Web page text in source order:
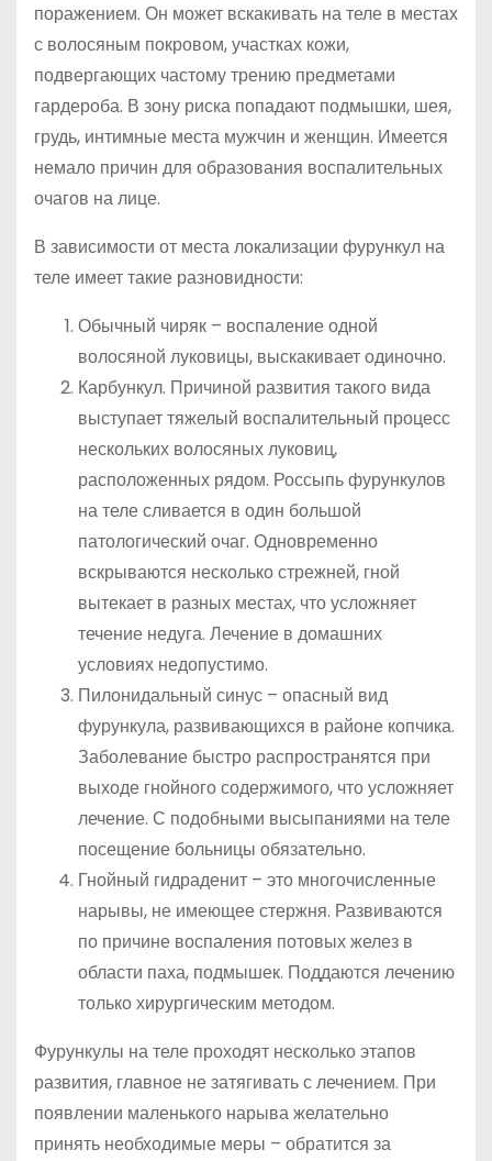
поражением. Он может вскакивать на теле в местах
с волосяным покровом, участках кожи,
подвергающих частому трению предметами
гардероба. В зону риска попадают подмышки, шея,
грудь, интимные места мужчин и женщин. Имеется
немало причин для образования воспалительных
очагов на лице.
В зависимости от места локализации фурункул на
теле имеет такие разновидности:
Обычный чиряк – воспаление одной
волосяной луковицы, выскакивает одиночно.
Карбункул. Причиной развития такого вида
выступает тяжелый воспалительный процесс
нескольких волосяных луковиц,
расположенных рядом. Россыпь фурункулов
на теле сливается в один большой
патологический очаг. Одновременно
вскрываются несколько стрежней, гной
вытекает в разных местах, что усложняет
течение недуга. Лечение в домашних
условиях недопустимо.
Пилонидальный синус – опасный вид
фурункула, развивающихся в районе копчика.
Заболевание быстро распространятся при
выходе гнойного содержимого, что усложняет
лечение. С подобными высыпаниями на теле
посещение больницы обязательно.
Гнойный гидраденит – это многочисленные
нарывы, не имеющее стержня. Развиваются
по причине воспаления потовых желез в
области паха, подмышек. Поддаются лечению
только хирургическим методом.
Фурункулы на теле проходят несколько этапов
развития, главное не затягивать с лечением. При
появлении маленького нарыва желательно
принять необходимые меры – обратится за